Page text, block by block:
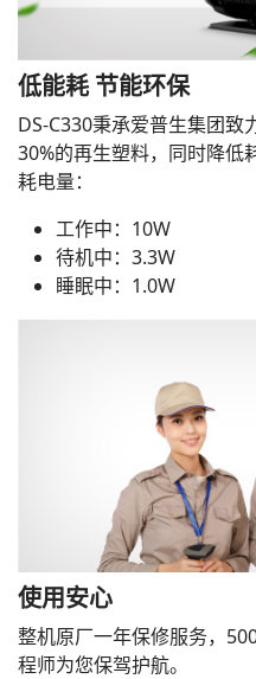
低能耗 节能环保
DS-C330秉承爱普生集团致
30%的再生塑料，同时降低
耗电量：
工作中：10W
待机中：3.3W
睡眠中：1.0W
使用安心
整机原厂一年保修服务，
程师为您保驾护航。